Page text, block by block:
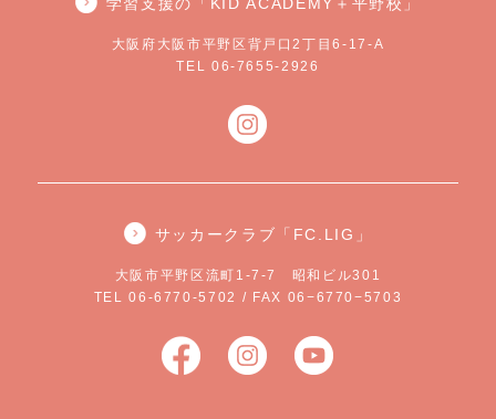
大阪府大阪市平野区背戸口2丁目6-17-A
TEL 06-7655-2926
サッカークラブ「FC.LIG」
大阪市平野区流町1-7-7 昭和ビル301
TEL 06-6770-5702 / FAX 06−6770−5703